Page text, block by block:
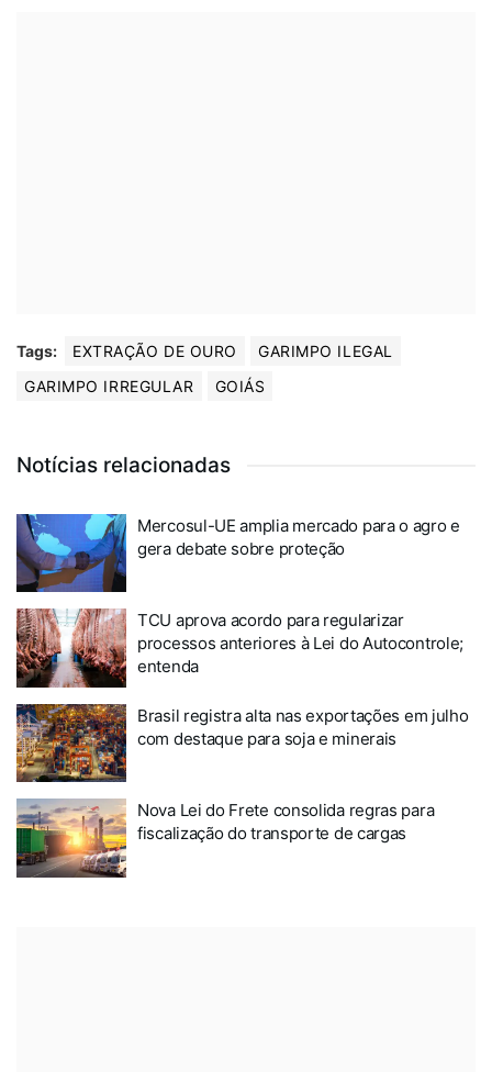
Tags: EXTRAÇÃO DE OURO
GARIMPO ILEGAL
GARIMPO IRREGULAR
GOIÁS
Notícias relacionadas
Mercosul-UE amplia mercado para o agro e
gera debate sobre proteção
TCU aprova acordo para regularizar
processos anteriores à Lei do Autocontrole;
entenda
Brasil registra alta nas exportações em julho
com destaque para soja e minerais
Nova Lei do Frete consolida regras para
fiscalização do transporte de cargas